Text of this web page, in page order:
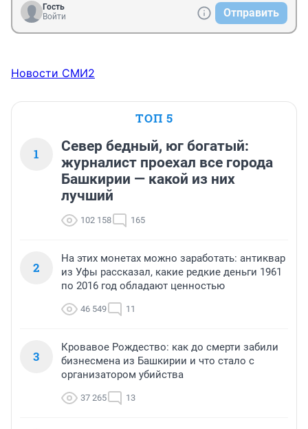
Гость
Войти
Отправить
Новости СМИ2
ТОП 5
1
Север бедный, юг богатый:
журналист проехал все города
Башкирии — какой из них
лучший
102 158 165
2
На этих монетах можно заработать: антиквар
из Уфы рассказал, какие редкие деньги 1961
по 2016 год обладают ценностью
46 549 11
3
Кровавое Рождество: как до смерти забили
бизнесмена из Башкирии и что стало с
организатором убийства
37 265 13